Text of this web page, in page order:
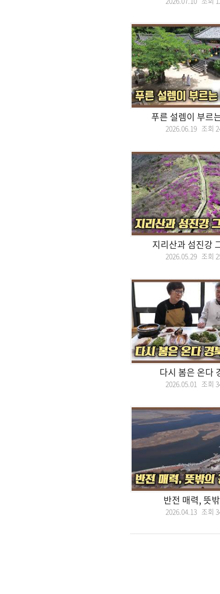
푸른 설렘이 부르
2026.06.19 조회
지리산과 섬진강
2026.05.29 조회
다시 봄은 온다
2026.05.01 조회
반전 매력, 뜻
2026.04.13 조회